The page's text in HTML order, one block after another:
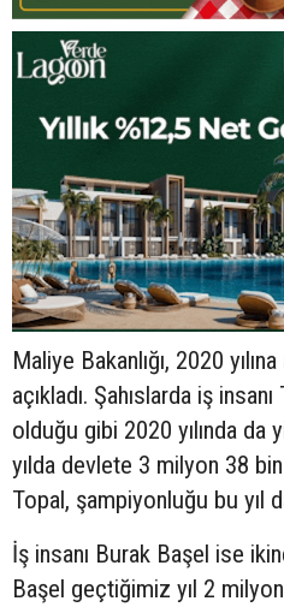
Maliye Bakanlığı, 2020
açıkladı. Şahıslarda iş
olduğu gibi 2020 yılında da
yılda devlete 3 milyon 38
Topal, şampiyonluğu bu yıl
İş insanı Burak Başel ise
Başel geçtiğimiz yıl 2